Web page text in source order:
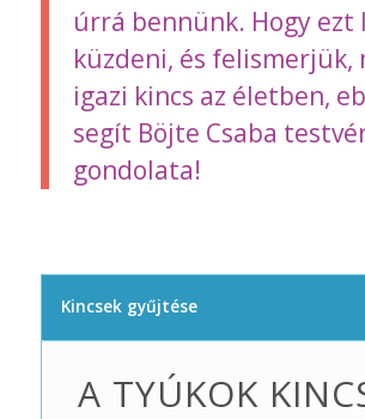
úrrá bennünk. Hogy
küzdeni, és felismerjük,
igazi kincs az életben,
segít Böjte Csaba
gondolata!
Kincsek gyűjtése
A TYÚKOK